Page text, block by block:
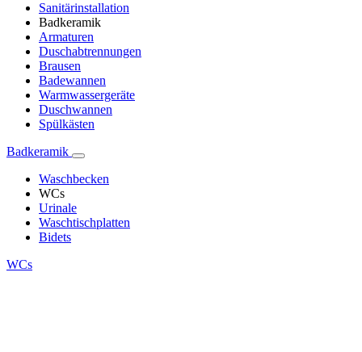
Sanitärinstallation
Badkeramik
Armaturen
Duschabtrennungen
Brausen
Badewannen
Warmwassergeräte
Duschwannen
Spülkästen
Badkeramik
Waschbecken
WCs
Urinale
Waschtischplatten
Bidets
WCs